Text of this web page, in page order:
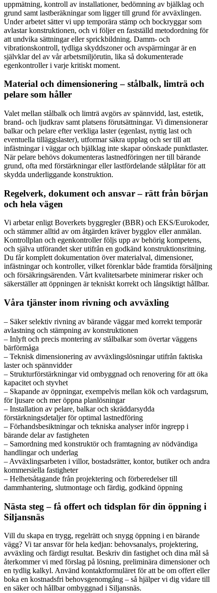
uppmätning, kontroll av installationer, bedömning av bjälklag och
grund samt lastberäkningar som ligger till grund för avväxlingen.
Under arbetet sätter vi upp temporära stämp och bockryggar som
avlastar konstruktionen, och vi följer en fastställd metodordning för
att undvika sättningar eller sprickbildning. Damm- och
vibrationskontroll, tydliga skyddszoner och avspärrningar är en
självklar del av vår arbetsmiljörutin, lika så dokumenterade
egenkontroller i varje kritiskt moment.
Material och dimensionering – stålbalk, limträ och
pelare som håller
Valet mellan stålbalk och limträ avgörs av spännvidd, last, estetik,
brand- och ljudkrav samt platsens förutsättningar. Vi dimensionerar
balkar och pelare efter verkliga laster (egenlast, nyttig last och
eventuella tilläggslaster), utformar säkra upplag och ser till att
infästningar i väggar och bjälklag inte skapar oönskade punktlaster.
När pelare behövs dokumenteras lastnedföringen ner till bärande
grund, ofta med förstärkningar eller lastfördelande stålplåtar för att
skydda underliggande konstruktion.
Regelverk, dokument och ansvar – rätt från början
och hela vägen
Vi arbetar enligt Boverkets byggregler (BBR) och EKS/Eurokoder,
och stämmer alltid av om åtgärden kräver bygglov eller anmälan.
Kontrollplan och egenkontroller följs upp av behörig kompetens,
och själva utförandet sker utifrån en godkänd konstruktionsritning.
Du får komplett dokumentation över materialval, dimensioner,
infästningar och kontroller, vilket förenklar både framtida försäljning
och försäkringsärenden. Vårt kvalitetsarbete minimerar risker och
säkerställer att öppningen är tekniskt korrekt och långsiktigt hållbar.
Våra tjänster inom rivning och avväxling
– Säker selektiv rivning av bärande väggar med korrekt temporär
avlastning och stämpning av konstruktionen
– Inlyft och precis montering av stålbalkar som övertar väggens
bärförmåga
– Teknisk dimensionering av avväxlingslösningar utifrån faktiska
laster och spännvidder
– Strukturförstärkningar vid ombyggnad och renovering för att öka
kapacitet och styvhet
– Skapande av öppningar, exempelvis mellan kök och vardagsrum,
för ljusare och mer öppna planlösningar
– Installation av pelare, balkar och skräddarsydda
förstärkningsdetaljer för optimal lastnedföring
– Förhandsbesiktningar och tekniska analyser inför ingrepp i
bärande delar av fastigheten
– Samordning med konstruktör och framtagning av nödvändiga
handlingar och underlag
– Avväxlingsarbeten i villor, bostadsrätter, kontor, butiker och andra
kommersiella fastigheter
– Helhetsåtagande från projektering och förberedelser till
dammhantering, slutmontage och färdig, godkänd öppning
Nästa steg – få offert och tidsplan för din öppning i
Siljansnäs
Vill du skapa en trygg, regelrätt och snygg öppning i en bärande
vägg? Vi tar ansvar för hela kedjan: behovsanalys, projektering,
avväxling och färdigt resultat. Beskriv din fastighet och dina mål så
återkommer vi med förslag på lösning, preliminära dimensioner och
en tydlig kalkyl. Använd kontaktformuläret för att be om offert eller
boka en kostnadsfri behovsgenomgång – så hjälper vi dig vidare till
en säker och hållbar ombyggnad i Siljansnäs.